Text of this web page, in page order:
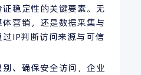
稳定性的关键要素。无
营销，还是数据采集与
IP判断访问来源与可信
、确保安全访问，企业